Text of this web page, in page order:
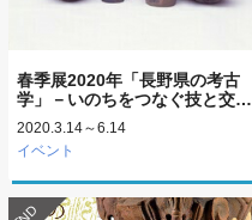
春季展2020年「長野県の考古
学」－いのちをつなぐ技と交…
2020.3.14～6.14
イベント